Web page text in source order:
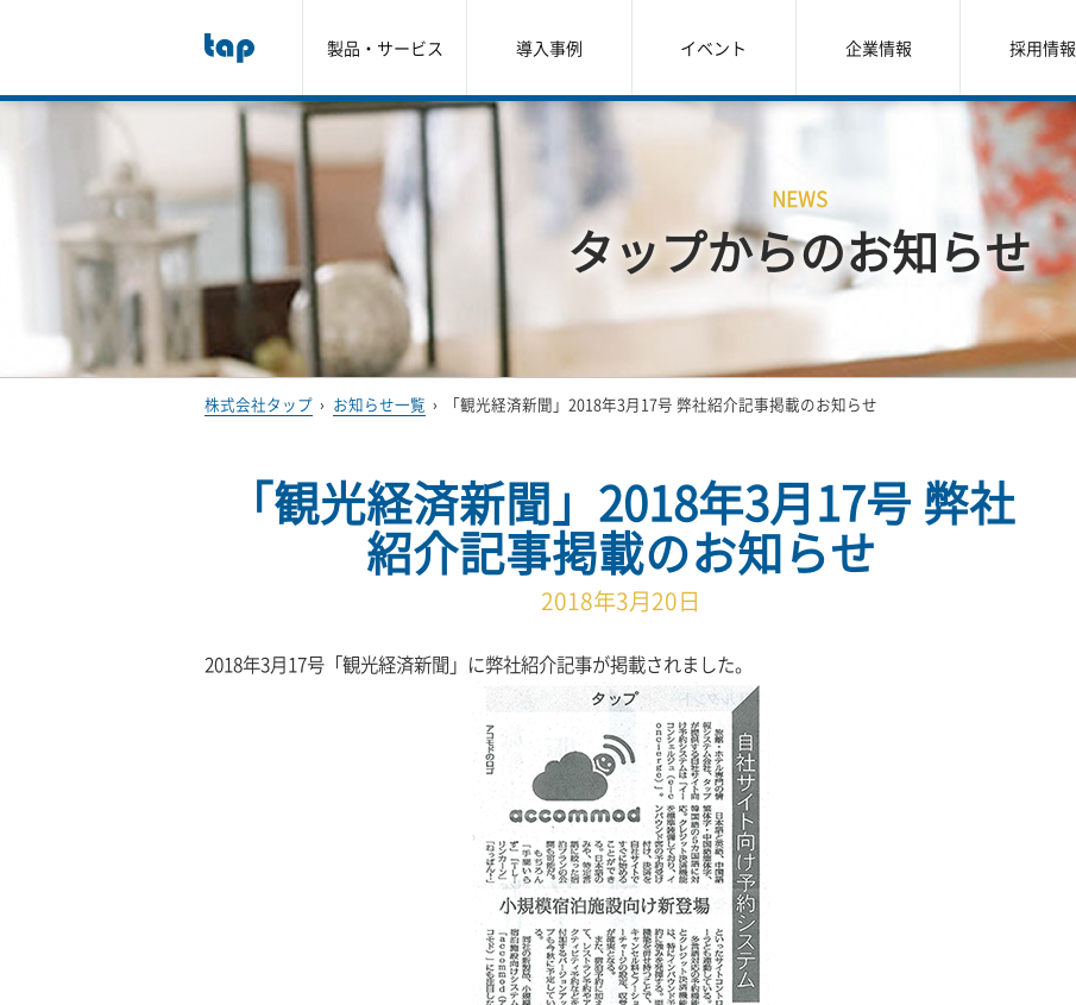
製品・サービス 導入事例 イベント 企業情報 採用情報
NEWS
タップからのお知らせ
株式会社タップ › お知らせ一覧 › 「観光経済新聞」2018年3月17号 弊社紹介記事掲載のお知らせ
「観光経済新聞」2018年3月17号 弊社
紹介記事掲載のお知らせ
2018年3月20日
2018年3月17号「観光経済新聞」に弊社紹介記事が掲載されました。